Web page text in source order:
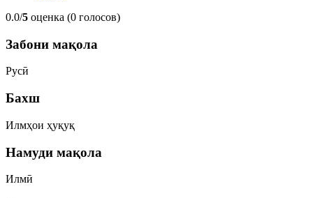
0.0/5 оценка (0 голосов)
Забони мақола
Русӣ
Бахш
Илмҳои ҳуқуқ
Намуди мақола
Илмӣ